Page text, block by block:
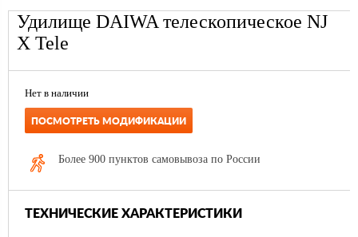
Удилище DAIWA телескопическое NJ
X Tele
Нет в наличии
ПОСМОТРЕТЬ МОДИФИКАЦИИ
Более 900 пунктов самовывоза по России
ТЕХНИЧЕСКИЕ ХАРАКТЕРИСТИКИ